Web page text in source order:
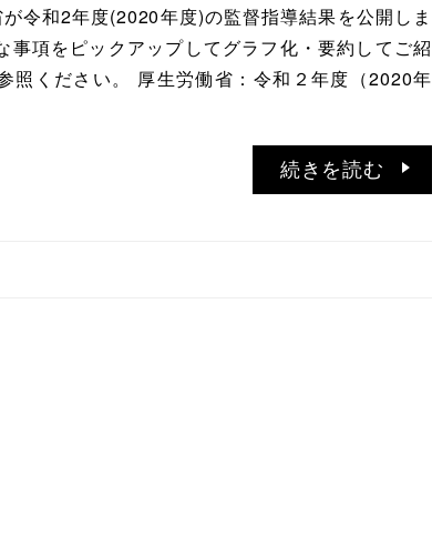
令和2年度(2020年度)の監督指導結果を公開しま
事項をピックアップしてグラフ化・要約してご紹
照ください。 厚生労働省：令和２年度（2020年
続きを読む